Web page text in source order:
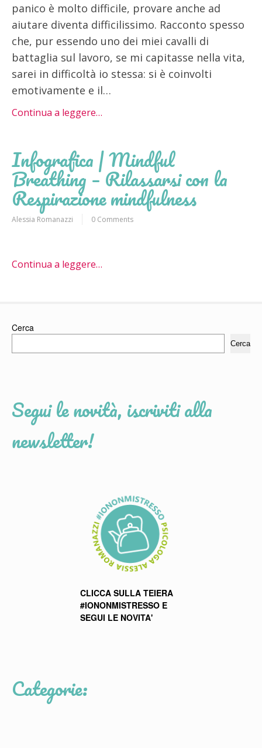
panico è molto difficile, provare anche ad
aiutare diventa difficilissimo. Racconto spesso
che, pur essendo uno dei miei cavalli di
battaglia sul lavoro, se mi capitasse nella vita,
sarei in difficoltà io stessa: si è coinvolti
emotivamente e il…
Continua a leggere…
Infografica | Mindful
Breathing – Rilassarsi con la
Respirazione mindfulness
Alessia Romanazzi 0 Comments
Continua a leggere…
Cerca
Cerca
Segui le novità, iscriviti alla
newsletter!
CLICCA SULLA TEIERA
#IONONMISTRESSO E
SEGUI LE NOVITA'
Categorie: